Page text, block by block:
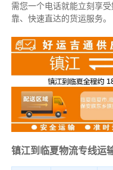
需您一个电话就能立刻享
靠、快速直达的货运服务。
镇江到临夏物流专线运